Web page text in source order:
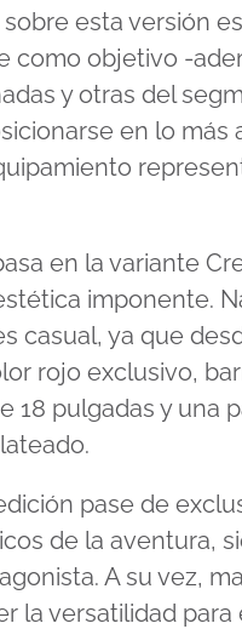
esta versión
como objetivo -
y otras del
en lo más
en la variante
imponente.
casual, ya que
rojo exclusivo,
18 pulgadas y una
pase de
de la aventura,
A su vez,
la versatilidad